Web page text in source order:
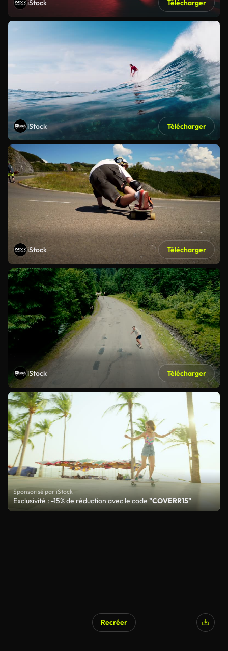
iStock Télécharger
iStock Télécharger
iStock Télécharger
iStock Télécharger
Sponsorisé par iStock
Exclusivité : -15% de réduction avec le code "COVERR15"
Recréer